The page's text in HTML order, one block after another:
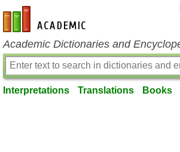
en-academic.com
Academic Dictionaries and
Interpretations Translations Books